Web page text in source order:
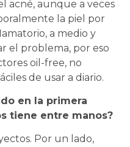
acné, aunque a veces
la piel por
a medio y
el problema, por eso
oil-free, no
de usar a diario.
en la primera
tiene entre manos?
Por un lado,